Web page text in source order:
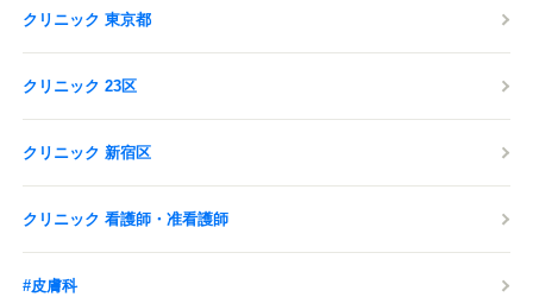
クリニック 東京都
クリニック 23区
クリニック 新宿区
クリニック 看護師・准看護師
#皮膚科